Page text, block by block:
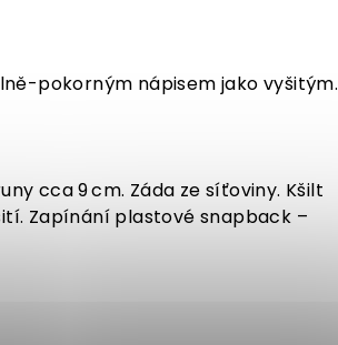
pokorným nápisem jako vyšitým.
cca 9 cm. Záda ze síťoviny. Kšilt
Zapínání plastové snapback –